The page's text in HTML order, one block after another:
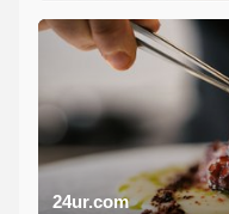
24ur.com